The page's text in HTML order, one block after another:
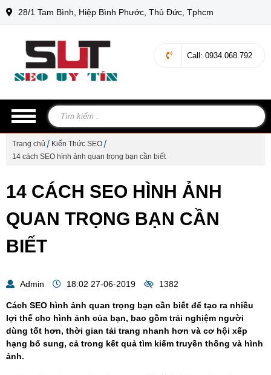
Trang chủ
Kiến Thức SEO
14 cách SEO hình ảnh quan trọng bạn cần biết
14 CÁCH SEO HÌNH ẢNH
QUAN TRỌNG BẠN CẦN
BIẾT
Admin 18:02 27-06-2019 1382
Cách SEO hình ảnh quan trọng bạn cần biết để tạo ra nhiều
lợi thế cho hình ảnh của bạn, bao gồm trải nghiệm người
dùng tốt hơn, thời gian tải trang nhanh hơn và cơ hội xếp
hạng bổ sung, cả trong kết quả tìm kiếm truyền thống và hình
ảnh.
28/1 Tam Bình, Hiệp Bình Phước, Thủ Đức, Tphcm
Call : 0934.068.792